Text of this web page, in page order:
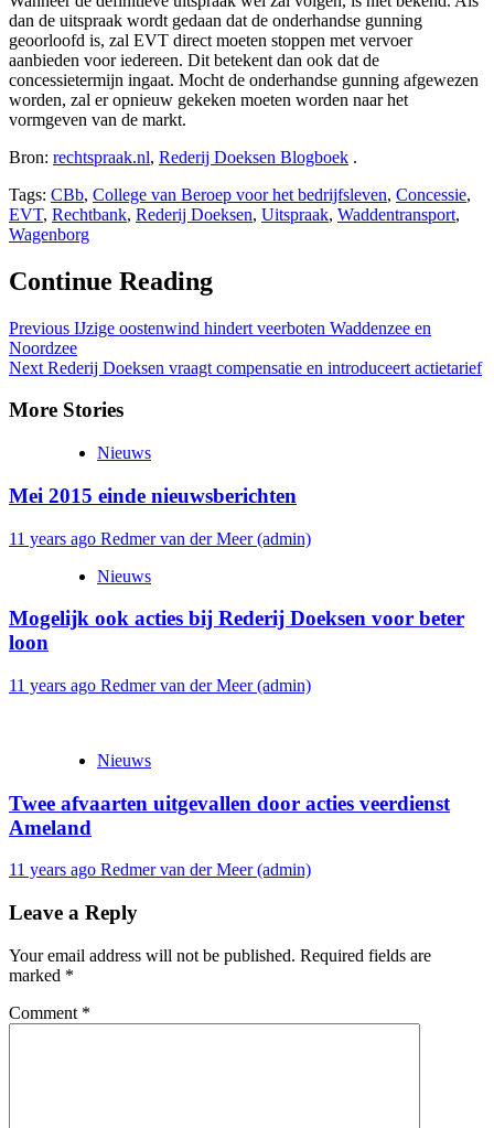
dan de uitspraak wordt gedaan dat de onderhandse gunning
geoorloofd is, zal EVT direct moeten stoppen met vervoer
aanbieden voor iedereen. Dit betekent dan ook dat de
concessietermijn ingaat. Mocht de onderhandse gunning afgewezen
worden, zal er opnieuw gekeken moeten worden naar het
vormgeven van de markt.
Bron: rechtspraak.nl, Rederij Doeksen Blogboek .
Tags: CBb, College van Beroep voor het bedrijfsleven, Concessie,
EVT, Rechtbank, Rederij Doeksen, Uitspraak, Waddentransport,
Wagenborg
Continue Reading
Previous IJzige oostenwind hindert veerboten Waddenzee en
Noordzee
Next Rederij Doeksen vraagt compensatie en introduceert actietarief
More Stories
Nieuws
Mei 2015 einde nieuwsberichten
11 years ago Redmer van der Meer (admin)
Nieuws
Mogelijk ook acties bij Rederij Doeksen voor beter
loon
11 years ago Redmer van der Meer (admin)
Nieuws
Twee afvaarten uitgevallen door acties veerdienst
Ameland
11 years ago Redmer van der Meer (admin)
Leave a Reply
Your email address will not be published. Required fields are
marked *
Comment *